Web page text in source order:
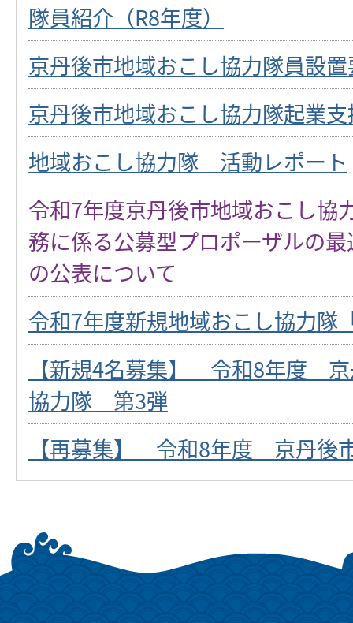
隊員紹介（R8年度）
京丹後市地域おこし協力隊員設
京丹後市地域おこし協力隊起業
地域おこし協力隊 活動レポート
令和7年度京丹後市地域おこし協
務に係る公募型プロポーザルの
の公表について
令和7年度新規地域おこし協力隊
【新規4名募集】 令和8年度
協力隊 第3弾
【再募集】 令和8年度 京丹後